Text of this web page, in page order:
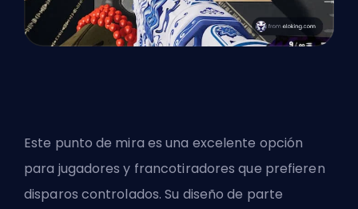
Este punto de mira es una excelente opción
para jugadores y francotiradores que prefieren
disparos controlados. Su diseño de parte